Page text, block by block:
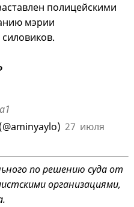
полицейскими
мэрии
27 июля
по решению суда от
организациями,